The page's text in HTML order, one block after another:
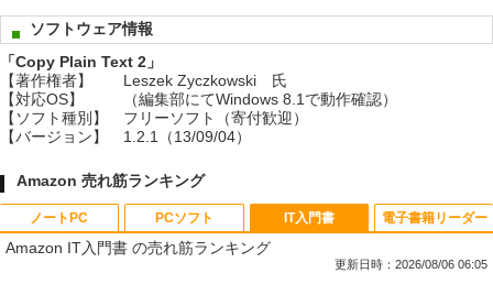
ソフトウェア情報
「Copy Plain Text 2」
【著作権者】
Leszek Zyczkowski 氏
【対応OS】
（編集部にてWindows 8.1で動作確認）
【ソフト種別】
フリーソフト（寄付歓迎）
【バージョン】
1.2.1（13/09/04）
Amazon 売れ筋ランキング
ノートPC PCソフト IT入門書
Amazon IT入門書 の売れ筋ランキング
更新日時：2026/08/06 06:05
電子書籍リーダー